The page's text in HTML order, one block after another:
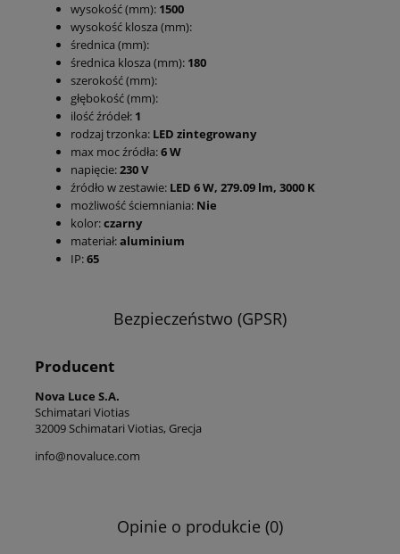
wysokość (mm): 1500
wysokość klosza (mm):
średnica (mm):
średnica klosza (mm): 180
szerokość (mm):
głębokość (mm):
ilość źródeł: 1
rodzaj trzonka: LED zintegrowany
max moc źródła:6 W
napięcie:230 V
źródło w zestawie: LED 6 W, 279.09 lm, 3000 K
możliwość ściemniania: Nie
kolor:czarny
materiał:aluminium
IP:65
Bezpieczeństwo (GPSR)
Producent
Nova Luce S.A.
Schimatari Viotias
32009 Schimatari Viotias, Grecja
info@novaluce.com
Opinie o produkcie (0)